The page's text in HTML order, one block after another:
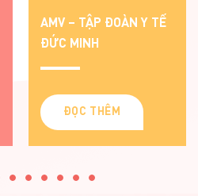
AMV – TẬP ĐOÀN Y TẾ
ĐỨC MINH
ĐỌC THÊM